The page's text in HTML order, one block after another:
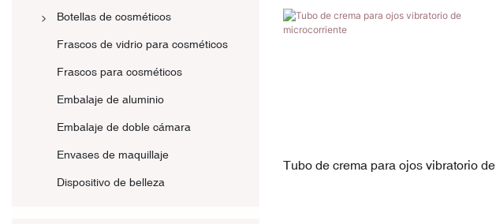
Tapa abatible
Tapa de la bomba
Gorra de dos colores
Aluminio electrificado
Tapa de alta transparencia
Gorra especial
Botellas de cosméticos
Botella de aluminio
Botellas de bambú
Botella de PE
Botella de PET/PETG
Botella de acrílico
Botella sin aire
Frascos de vidrio para cosméticos
Frascos para cosméticos
Embalaje de aluminio
Embalaje de doble cámara
Envases de maquillaje
Dispositivo de belleza
Tubo de crema para ojos vibratorio de